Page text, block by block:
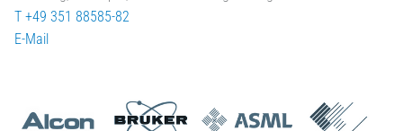
T +49 351 88585-82
E-Mail